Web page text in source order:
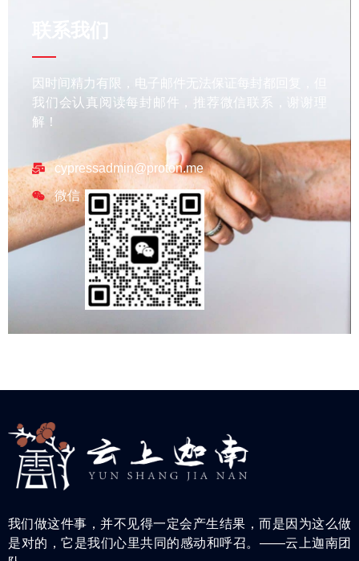
因时间精力有限，电子邮件无法保证每封都回复，但
我们会认真阅读每封邮件，推荐微信联系，谢谢理
解！
cypressadmin@proton.me
微信
我们做这件事，并不见得一定会产生结果，而是因为这么做
是对的，它是我们心里共同的感动和呼召。——云上迦南团